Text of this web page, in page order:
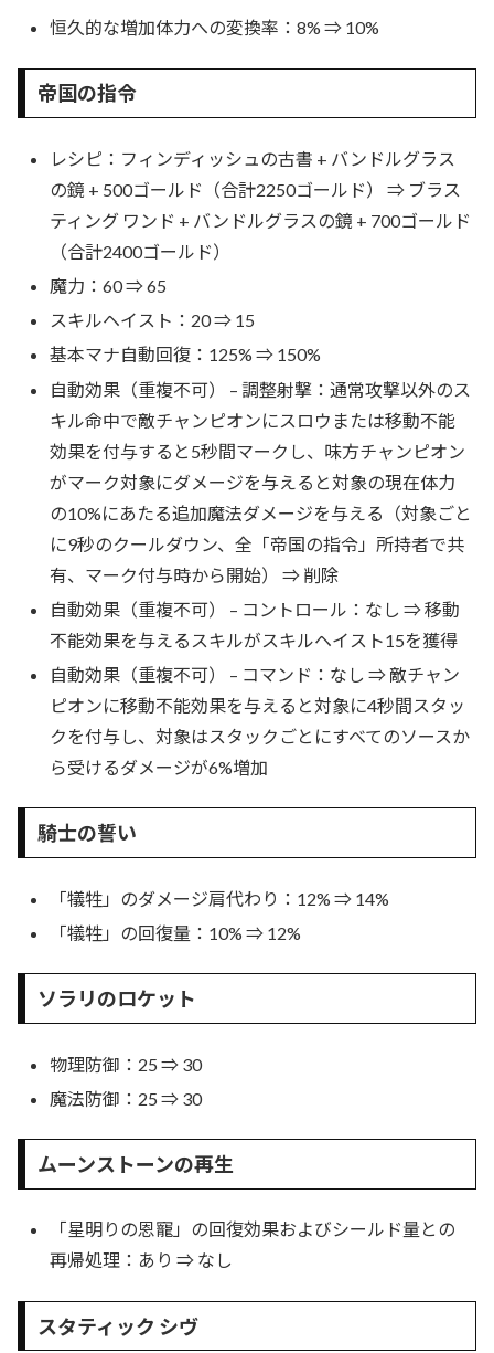
恒久的な増加体力への変換率：8% ⇒ 10%
帝国の指令
レシピ：フィンディッシュの古書 + バンドルグラス
の鏡 + 500ゴールド（合計2250ゴールド） ⇒ ブラス
ティング ワンド + バンドルグラスの鏡 + 700ゴールド
（合計2400ゴールド）
魔力：60 ⇒ 65
スキルヘイスト：20 ⇒ 15
基本マナ自動回復：125% ⇒ 150%
自動効果（重複不可） – 調整射撃：通常攻撃以外のス
キル命中で敵チャンピオンにスロウまたは移動不能
効果を付与すると5秒間マークし、味方チャンピオン
がマーク対象にダメージを与えると対象の現在体力
の10%にあたる追加魔法ダメージを与える（対象ごと
に9秒のクールダウン、全「帝国の指令」所持者で共
有、マーク付与時から開始） ⇒ 削除
自動効果（重複不可） – コントロール：なし ⇒ 移動
不能効果を与えるスキルがスキルヘイスト15を獲得
自動効果（重複不可） – コマンド：なし ⇒ 敵チャン
ピオンに移動不能効果を与えると対象に4秒間スタッ
クを付与し、対象はスタックごとにすべてのソースか
ら受けるダメージが6%増加
騎士の誓い
「犠牲」のダメージ肩代わり：12% ⇒ 14%
「犠牲」の回復量：10% ⇒ 12%
ソラリのロケット
物理防御：25 ⇒ 30
魔法防御：25 ⇒ 30
ムーンストーンの再生
「星明りの恩寵」の回復効果およびシールド量との
再帰処理：あり ⇒ なし
スタティック シヴ